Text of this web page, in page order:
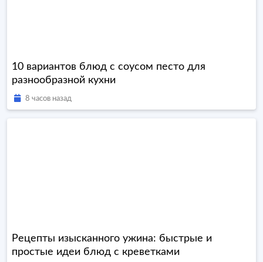
10 вариантов блюд с соусом песто для
разнообразной кухни
8 часов назад
Рецепты изысканного ужина: быстрые и
простые идеи блюд с креветками